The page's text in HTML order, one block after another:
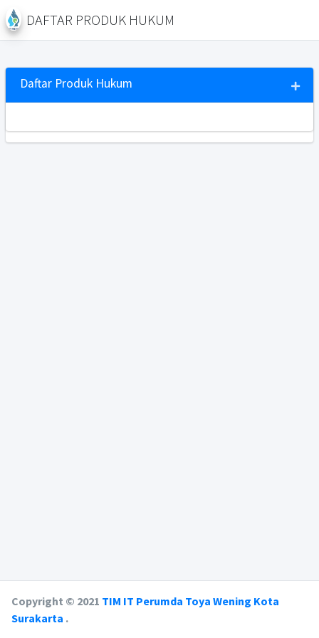
DAFTAR PRODUK HUKUM
Daftar Produk Hukum
Copyright © 2021 TIM IT Perumda Toya Wening Kota
Surakarta .